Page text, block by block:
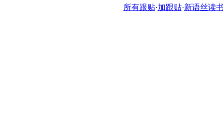
所有跟贴·加跟贴·新语丝读